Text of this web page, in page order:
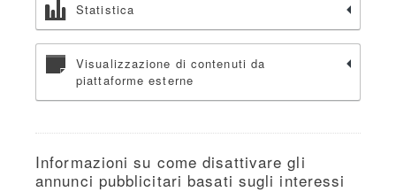
Statistica
Visualizzazione di contenuti da
piattaforme esterne
Informazioni su come disattivare gli
annunci pubblicitari basati sugli interessi